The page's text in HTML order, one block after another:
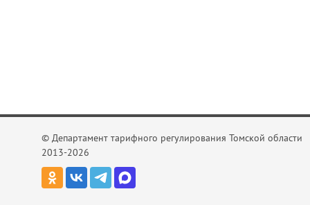
© Департамент тарифного регулирования Томской области
2013-2026